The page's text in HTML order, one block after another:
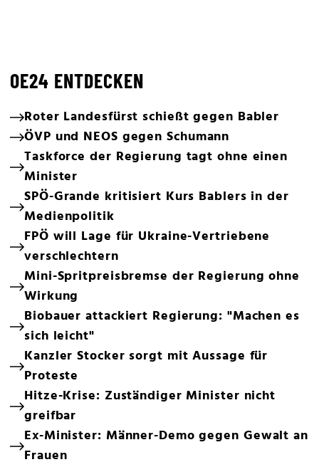
OE24 ENTDECKEN
Roter Landesfürst schießt gegen Babler
ÖVP und NEOS gegen Schumann
Taskforce der Regierung tagt ohne einen
Minister
SPÖ-Grande kritisiert Kurs Bablers in der
Medienpolitik
FPÖ will Lage für Ukraine-Vertriebene
verschlechtern
Mini-Spritpreisbremse der Regierung ohne
Wirkung
Biobauer attackiert Regierung: "Machen es
sich leicht"
Kanzler Stocker sorgt mit Aussage für
Proteste
Hitze-Krise: Zuständiger Minister nicht
greifbar
Ex-Minister: Männer-Demo gegen Gewalt an
Frauen